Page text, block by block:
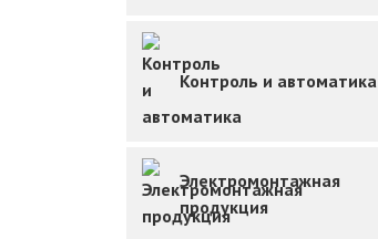
Контроль и автоматика
Электромонтажная
продукция